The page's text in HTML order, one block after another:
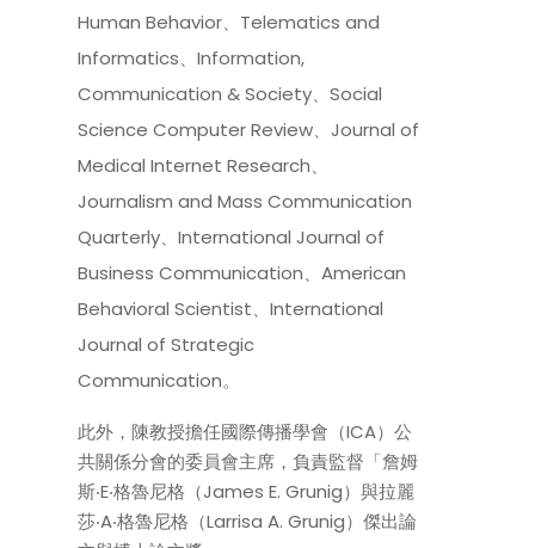
Human Behavior、Telematics and
Informatics、Information,
Communication & Society、Social
Science Computer Review、Journal of
Medical Internet Research、
Journalism and Mass Communication
Quarterly、International Journal of
Business Communication、American
Behavioral Scientist、International
Journal of Strategic
Communication。
此外，陳教授擔任國際傳播學會（ICA）公
共關係分會的委員會主席，負責監督「詹姆
斯‧E‧格魯尼格（James E. Grunig）與拉麗
莎‧A‧格魯尼格（Larrisa A. Grunig）傑出論